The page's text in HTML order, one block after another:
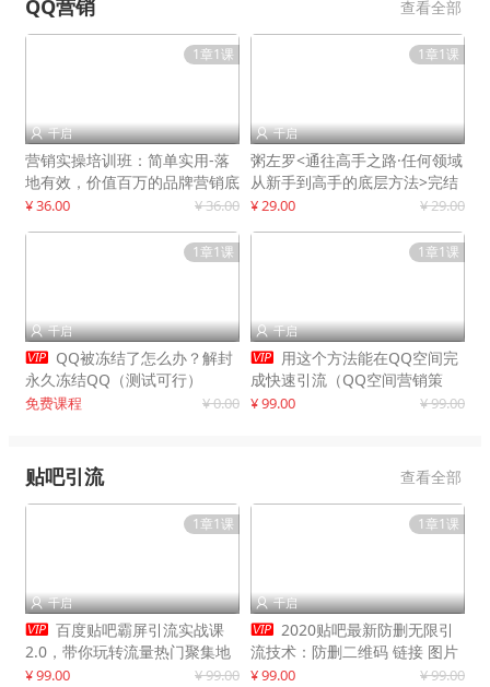
QQ营销 查看全部
1章1课
 千启
营销实操培训班：简单实用-落
地有效，价值百万的品牌营销底
层逻辑
¥ 36.00 ¥ 36.00
1章1课
 千启
粥左罗<通往高手之路·任何领域
从新手到高手的底层方法>完结
¥ 29.00 ¥ 29.00
1章1课
 千启
 QQ被冻结了怎么办？解封
永久冻结QQ（测试可行）
免费课程 ¥ 0.00
1章1课
 千启
 用这个方法能在QQ空间完
成快速引流（QQ空间营销策
略）
¥ 99.00 ¥ 99.00
贴吧引流 查看全部
1章1课
 千启
 百度贴吧霸屏引流实战课
2.0，带你玩转流量热门聚集地
¥ 99.00 ¥ 99.00
1章1课
 千启
 2020贴吧最新防删无限引
流技术：防删二维码 链接 图片
制作
¥ 99.00 ¥ 99.00